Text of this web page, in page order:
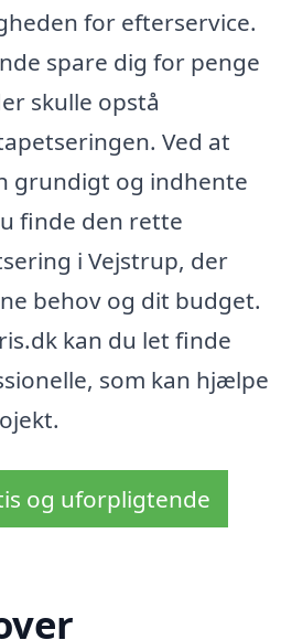
for efterservice.
spare dig for penge
skulle opstå
Ved at
grundigt og indhente
finde den rette
i Vejstrup, der
behov og dit budget.
kan du let finde
som kan hjælpe
og uforpligtende